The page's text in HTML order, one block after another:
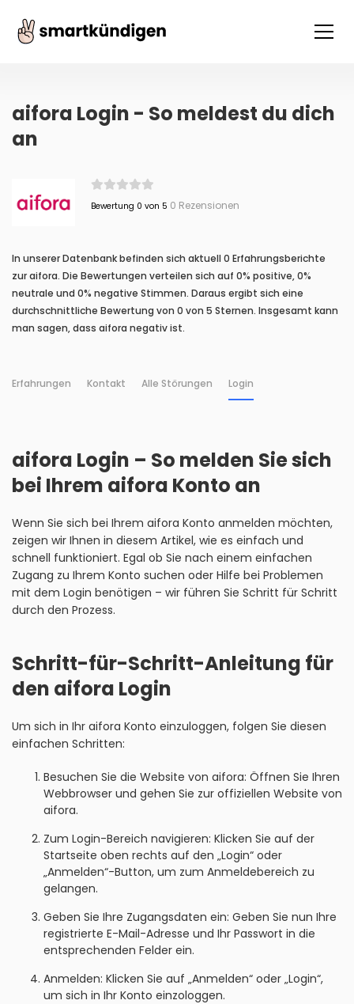
aifora Login - So meldest du dich
an
Bewertung 0 von 5 0 Rezensionen
In unserer Datenbank befinden sich aktuell 0 Erfahrungsberichte
zur aifora. Die Bewertungen verteilen sich auf 0% positive, 0%
neutrale und 0% negative Stimmen. Daraus ergibt sich eine
durchschnittliche Bewertung von 0 von 5 Sternen. Insgesamt kann
man sagen, dass aifora negativ ist.
Erfahrungen Kontakt Alle Störungen Login
aifora Login – So melden Sie sich
bei Ihrem aifora Konto an
Wenn Sie sich bei Ihrem aifora Konto anmelden möchten,
zeigen wir Ihnen in diesem Artikel, wie es einfach und
schnell funktioniert. Egal ob Sie nach einem einfachen
Zugang zu Ihrem Konto suchen oder Hilfe bei Problemen
mit dem Login benötigen – wir führen Sie Schritt für Schritt
durch den Prozess.
Schritt-für-Schritt-Anleitung für
den aifora Login
Um sich in Ihr aifora Konto einzuloggen, folgen Sie diesen
einfachen Schritten:
Besuchen Sie die Website von aifora: Öffnen Sie Ihren
Webbrowser und gehen Sie zur offiziellen Website von
aifora.
Zum Login-Bereich navigieren: Klicken Sie auf der
Startseite oben rechts auf den „Login“ oder
„Anmelden“-Button, um zum Anmeldebereich zu
gelangen.
Geben Sie Ihre Zugangsdaten ein: Geben Sie nun Ihre
registrierte E-Mail-Adresse und Ihr Passwort in die
entsprechenden Felder ein.
Anmelden: Klicken Sie auf „Anmelden“ oder „Login“,
um sich in Ihr Konto einzologgen.